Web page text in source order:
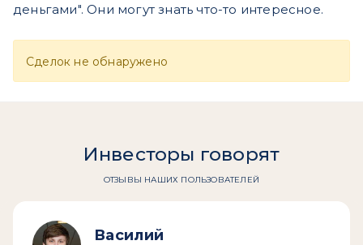
деньгами". Они могут знать что-то интересное.
Сделок не обнаружено
Инвесторы говорят
ОТЗЫВЫ НАШИХ ПОЛЬЗОВАТЕЛЕЙ
Василий